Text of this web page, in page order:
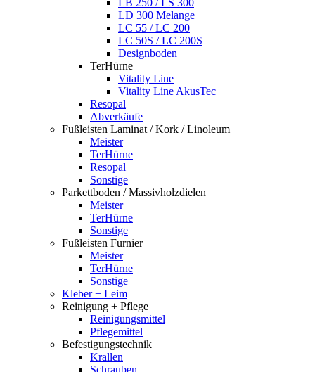
LB 250 / LS 300
LD 300 Melange
LC 55 / LC 200
LC 50S / LC 200S
Designboden
TerHürne
Vitality Line
Vitality Line AkusTec
Resopal
Abverkäufe
Fußleisten Laminat / Kork / Linoleum
Meister
TerHürne
Resopal
Sonstige
Parkettboden / Massivholzdielen
Meister
TerHürne
Sonstige
Fußleisten Furnier
Meister
TerHürne
Sonstige
Kleber + Leim
Reinigung + Pflege
Reinigungsmittel
Pflegemittel
Befestigungstechnik
Krallen